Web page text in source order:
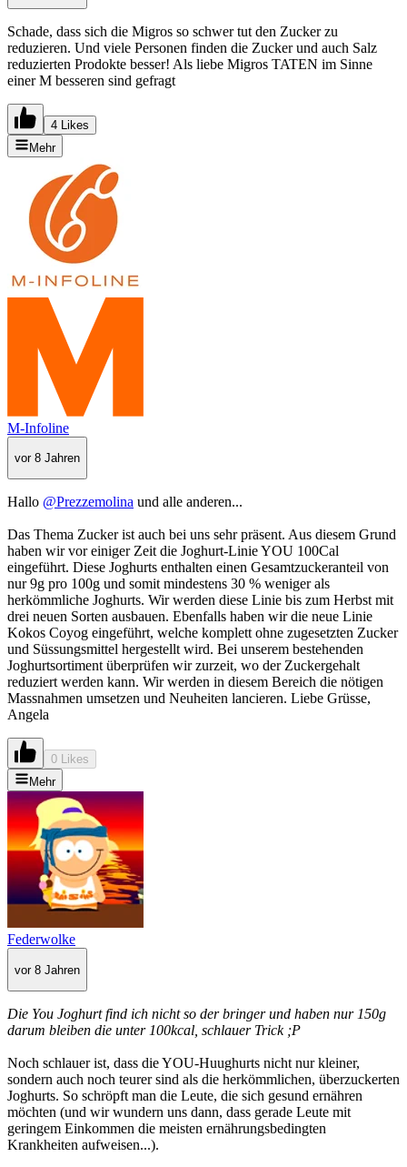
Schade, dass sich die Migros so schwer tut den Zucker zu
reduzieren. Und viele Personen finden die Zucker und auch Salz
reduzierten Prodokte besser! Als liebe Migros TATEN im Sinne
einer M besseren sind gefragt
4 Likes
Mehr
M-Infoline
vor 8 Jahren
Hallo @Prezzemolina und alle anderen...
Das Thema Zucker ist auch bei uns sehr präsent. Aus diesem Grund
haben wir vor einiger Zeit die Joghurt-Linie YOU 100Cal
eingeführt. Diese Joghurts enthalten einen Gesamtzuckeranteil von
nur 9g pro 100g und somit mindestens 30 % weniger als
herkömmliche Joghurts. Wir werden diese Linie bis zum Herbst mit
drei neuen Sorten ausbauen. Ebenfalls haben wir die neue Linie
Kokos Coyog eingeführt, welche komplett ohne zugesetzten Zucker
und Süssungsmittel hergestellt wird. Bei unserem bestehenden
Joghurtsortiment überprüfen wir zurzeit, wo der Zuckergehalt
reduziert werden kann. Wir werden in diesem Bereich die nötigen
Massnahmen umsetzen und Neuheiten lancieren. Liebe Grüsse,
Angela
0 Likes
Mehr
Federwolke
vor 8 Jahren
Die You Joghurt find ich nicht so der bringer und haben nur 150g
darum bleiben die unter 100kcal, schlauer Trick ;P
Noch schlauer ist, dass die YOU-Huughurts nicht nur kleiner,
sondern auch noch teurer sind als die herkömmlichen, überzuckerten
Joghurts. So schröpft man die Leute, die sich gesund ernähren
möchten (und wir wundern uns dann, dass gerade Leute mit
geringem Einkommen die meisten ernährungsbedingten
Krankheiten aufweisen...).